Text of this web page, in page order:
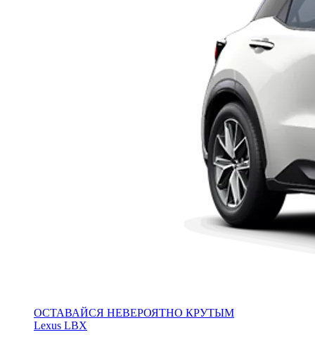
ОСТАВАЙСЯ НЕВЕРОЯТНО КРУТЫМ
Lexus LBX